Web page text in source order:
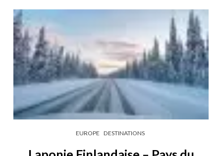
EUROPE DESTINATIONS